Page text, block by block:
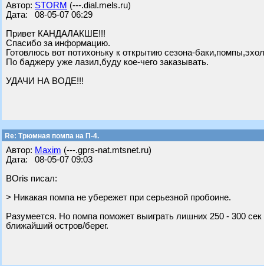
Автор: STORM (---.dial.mels.ru)
Дата: 08-05-07 06:29
Привет КАНДАЛАКШЕ!!!
Спасибо за информацию.
Готовлюсь вот потихоньку к открытию сезона-
По баджеру уже лазил,буду кое-чего заказывать.
УДАЧИ НА ВОДЕ!!!
Re: Трюмная помпа на П-4.
Автор: Maxim (---.gprs-nat.mtsnet.ru)
Дата: 08-05-07 09:03
BOris писал:
> Никакая помпа не убережет при серьезной пробоине.
Разумеется. Но помпа поможет выиграть лишних 250 - 300
ближайший остров/берег.